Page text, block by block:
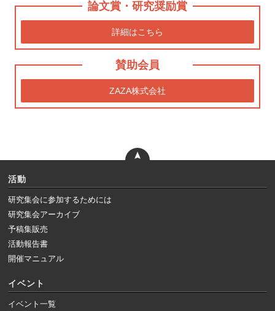
論文賞・研究奨励賞
詳細はこちら
賛助会員
ZAZA株式会社
活動
研究集会に参加するためには
研究集会アーカイブ
予稿集販売
活動報告書
開催マニュアル
イベント
イベント一覧